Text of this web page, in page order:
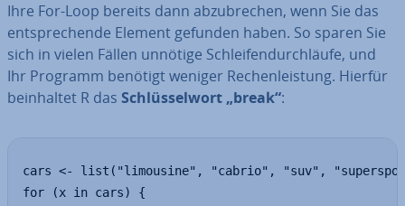
Ihre For-Loop bereits dann ab­zu­bre­chen, wenn Sie das
ent­spre­chen­de Element gefunden haben. So sparen Sie
sich in vielen Fällen unnötige Schlei­fen­durch­läu­fe, und
Ihr Programm benötigt weniger Re­chen­leis­tung. Hierfür
be­inhal­tet R das Schlüs­sel­wort „break“:
cars <- list("limousine", "cabrio", "suv",
for (x in cars) {